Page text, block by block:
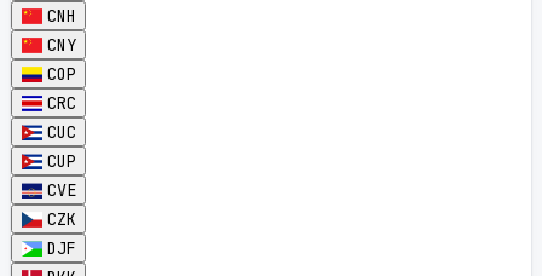
CNH
CNY
COP
CRC
CUC
CUP
CVE
CZK
DJF